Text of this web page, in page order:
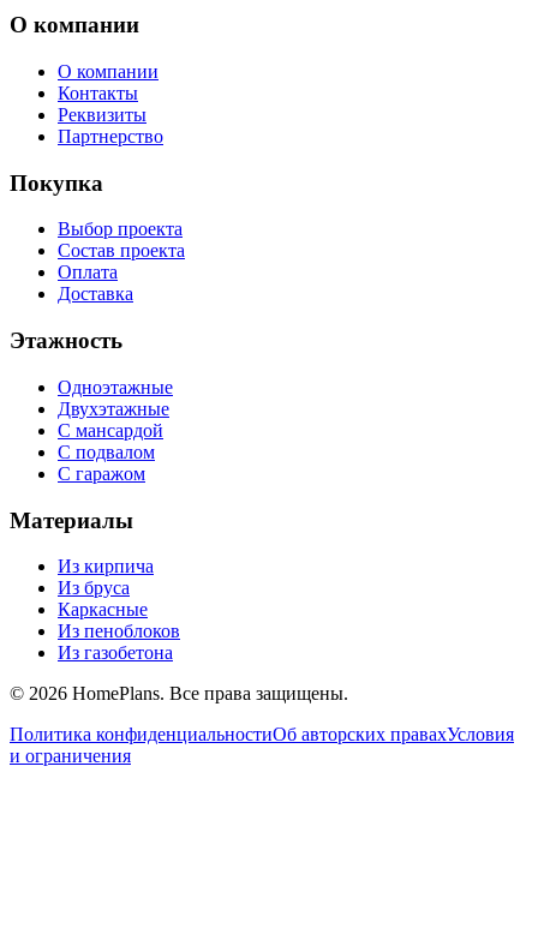
О компании
О компании
Контакты
Реквизиты
Партнерство
Покупка
Выбор проекта
Состав проекта
Оплата
Доставка
Этажность
Одноэтажные
Двухэтажные
С мансардой
С подвалом
С гаражом
Материалы
Из кирпича
Из бруса
Каркасные
Из пеноблоков
Из газобетона
© 2026 HomePlans. Все права защищены.
Политика конфиденциальностиОб авторских правахУсловия
и ограничения